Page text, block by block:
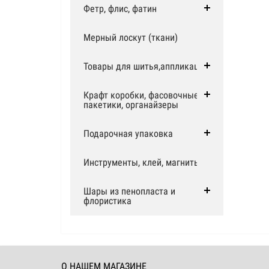
Фетр, флис, фатин
Мерный лоскут (ткани)
Товары для шитья,аппликации
Крафт коробки, фасовочные
пакетики, органайзеры
Подарочная упаковка
Инструменты, клей, магниты
Шары из пенопласта и
флористика
О НАШЕМ МАГАЗИНЕ